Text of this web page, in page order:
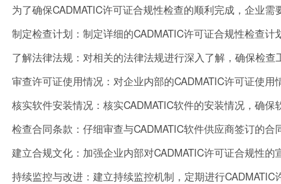
为了确保CADMATIC许可证合规性检查的顺利完成，企业需
制定检查计划：制定详细的CADMATIC许可证合规性检查计
了解法律法规：对相关的法律法规进行深入了解，确保检查
审查许可证使用情况：对企业内部的CADMATIC许可证使
核实软件安装情况：核实CADMATIC软件的安装情况，确保
检查合同条款：仔细审查与CADMATIC软件供应商签订的合
建立合规文化：加强企业内部对CADMATIC许可证合规性的
持续监控与改进：建立持续监控机制，定期进行